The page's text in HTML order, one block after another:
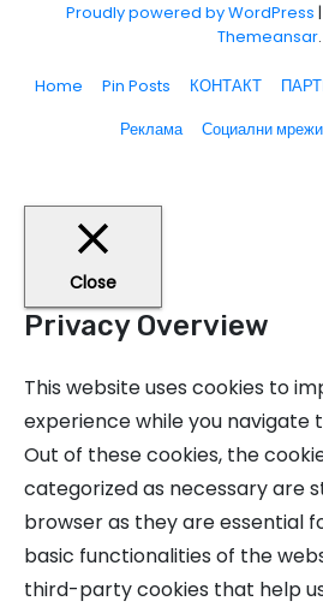
Proudly powered by WordPress |
Themeansar.
Home Pin Posts КОНТАКТ
Реклама
Социални мрежи
Close
Privacy Overview
This website uses cookies to
experience while you navigate
Out of these cookies, the
categorized as necessary are
browser as they are essential
basic functionalities of the
third-party cookies that help